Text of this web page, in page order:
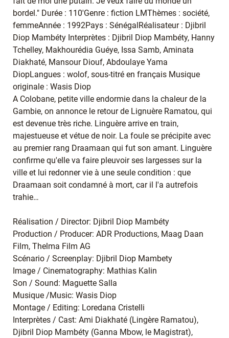
bordel." Durée : 110'Genre : fiction LMThèmes : société,
femmeAnnée : 1992Pays : SénégalRéalisateur : Djibril
Diop Mambéty Interprètes : Djibril Diop Mambéty, Hanny
Tchelley, Makhourédia Guéye, Issa Samb, Aminata
Diakhaté, Mansour Diouf, Abdoulaye Yama
DiopLangues : wolof, sous-titré en français Musique
originale : Wasis Diop
A Colobane, petite ville endormie dans la chaleur de la
Gambie, on annonce le retour de Lignuère Ramatou, qui
est devenue très riche. Linguère arrive en train,
majestueuse et vétue de noir. La foule se précipite avec
au premier rang Draamaan qui fut son amant. Linguère
confirme qu'elle va faire pleuvoir ses largesses sur la
ville et lui redonner vie à une seule condition : que
Draamaan soit condamné à mort, car il l'a autrefois
trahie…
Réalisation / Director: Djibril Diop Mambéty
Production / Producer: ADR Productions, Maag Daan
Film, Thelma Film AG
Scénario / Screenplay: Djibril Diop Mambety
Image / Cinematography: Mathias Kalin
Son / Sound: Maguette Salla
Musique /Music: Wasis Diop
Montage / Editing: Loredana Cristelli
Interprètes / Cast: Ami Diakhaté (Lingère Ramatou),
Djibril Diop Mambéty (Ganna Mbow, le Magistrat),